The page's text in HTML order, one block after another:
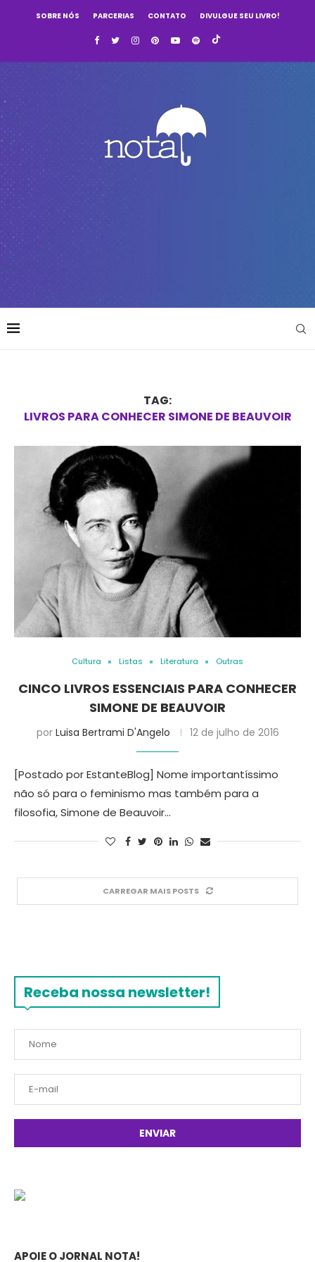
SOBRE NÓS PARCERIAS CONTATO DIVULGUE SEU LIVRO!
TAG:
LIVROS PARA CONHECER SIMONE DE BEAUVOIR
Cultura Listas Literatura Outras
CINCO LIVROS ESSENCIAIS PARA CONHECER
SIMONE DE BEAUVOIR
por Luisa Bertrami D'Angelo 12 de julho de 2016
[Postado por EstanteBlog] Nome importantíssimo
não só para o feminismo mas também para a
filosofia, Simone de Beauvoir…
CARREGAR MAIS POSTS
Receba nossa newsletter!
APOIE O JORNAL NOTA!